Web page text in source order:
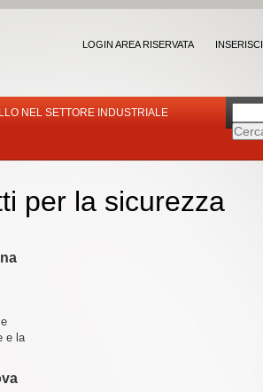
LOGIN AREA RISERVATA INSERISCI
NEL SETTORE INDUSTRIALE
per la sicurezza
e la